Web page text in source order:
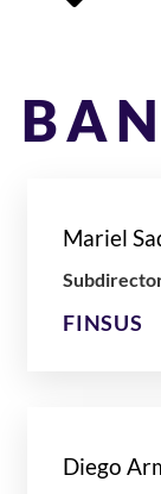
Mariel
FINSUS
Diego